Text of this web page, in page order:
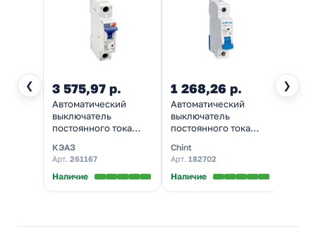
❮ ❯
3 575,97 р.
Автоматический
выключатель
постоянного тока
С4А DC220В 6kA
(BM63-1C4-DC-УХЛ3)
(автомат
КЭАЗ
Арт. 261167
Наличие
1 268,26 р.
Автоматический
выключатель
постоянного тока
С4А DC250В 6kA
(автомат
электрический)
Chint
Арт. 182702
Наличие